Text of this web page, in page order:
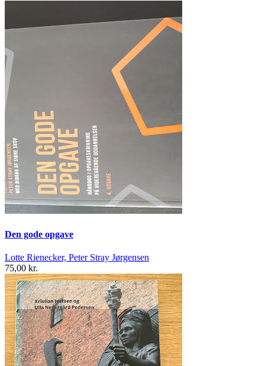
Den gode opgave
Lotte Rienecker, Peter Stray Jørgensen
75,00 kr.